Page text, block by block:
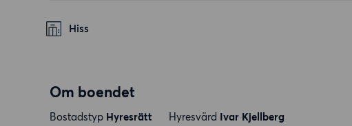
Hiss
Om boendet
Bostadstyp Hyresrätt Hyresvärd Ivar Kjellberg